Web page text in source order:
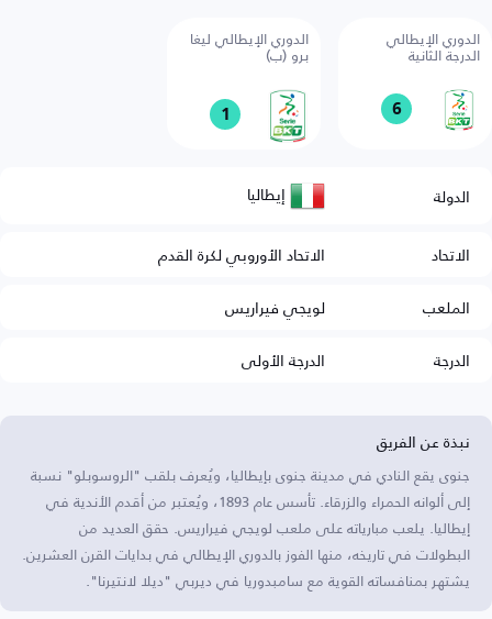
الدوري الإيطالي
الدرجة الثانية
6
الدوري الإيطالي ليغا
برو (ب)
1
الدولة إيطاليا
الاتحاد
الاتحاد الأوروبي لكرة القدم
الملعب
لويجي فيراريس
الدرجة
الدرجة الأولى
نبذة عن الفريق
جنوى يقع النادي في مدينة جنوى بإيطاليا، ويُعرف بلقب "الروسوبلو" نسبة
إلى ألوانه الحمراء والزرقاء. تأسس عام 1893، ويُعتبر من أقدم الأندية في
إيطاليا. يلعب مبارياته على ملعب لويجي فيراريس. حقق العديد من
البطولات في تاريخه، منها الفوز بالدوري الإيطالي في بدايات القرن العشرين.
يشتهر بمنافساته القوية مع سامبدوريا في ديربي "ديلا لانتيرنا".